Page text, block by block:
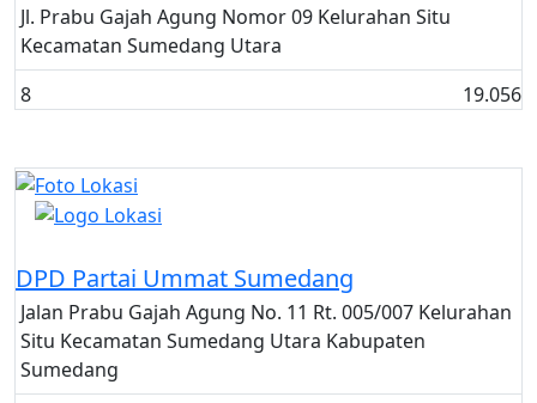
Jl. Prabu Gajah Agung Nomor 09 Kelurahan Situ
Kecamatan Sumedang Utara
8
19.056
DPD Partai Ummat Sumedang
Jalan Prabu Gajah Agung No. 11 Rt. 005/007 Kelurahan
Situ Kecamatan Sumedang Utara Kabupaten
Sumedang